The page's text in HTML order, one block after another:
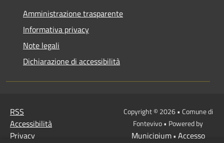
Amministrazione trasparente
Informativa privacy
Note legali
Dichiarazione di accessibilità
RSS
Accessibilità
Privacy
Copyright © 2026 • Comune di
Fontevivo • Powered by
Municipium• Accesso